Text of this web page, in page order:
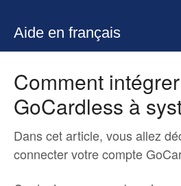
Aide en français
Comment intégrer
GoCardless à
Dans cet article, vous allez
connecter votre compte